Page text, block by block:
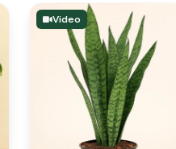
Video